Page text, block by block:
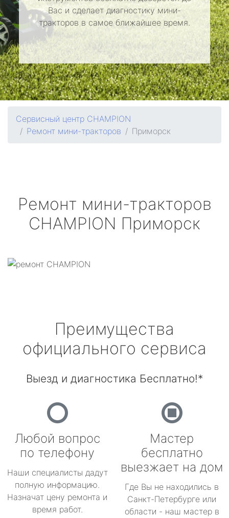
Вас и сделает диагностику мини-
тракторов в самое ближайшее время.
Сервисный центр CHAMPION
Ремонт мини-тракторов
Приморск
Ремонт мини-тракторов
CHAMPION Приморск
Преимущества
официального сервиса
Выезд и диагностика Бесплатно!*
Любой вопрос
по телефону
Наши специалисты дадут
полную информацию.
Назначат цену ремонта и
время работ.
Мастер
бесплатно
выезжает на дом
Где Вы не находились в
Санкт-Петербурге или
области - наш мастер в